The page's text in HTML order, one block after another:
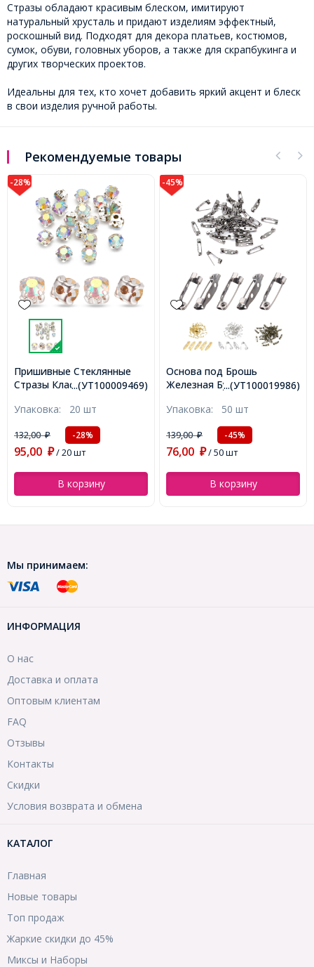
Стразы обладают красивым блеском, имитируют
натуральный хрусталь и придают изделиям эффектный,
роскошный вид. Подходят для декора платьев, костюмов,
сумок, обуви, головных уборов, а также для скрапбукинга и
других творческих проектов.
Идеальны для тех, кто хочет добавить яркий акцент и блеск
в свои изделия ручной работы.
Рекомендуемые товары
-45%
...(УТ100019986)
Основа под Брошь
Железная Булавка с 2-мя
Сталь, 20х5х5мм,
Отверстие 2мм,
(УТ100019986)
Упаковка: 50 шт
139,00₽ -45%
76,00 ₽/ 50 шт
В корзину
...(УТ100025577)
Пришивные Стразы
Стекло, Горный Хрусталь,
Золото, Квадрат, Бензин,
Длина 9мм, Ширина 9мм,
Толщина 5.5мм, Отв 1мм,
(УТ100025577)
Упаковка: 5 шт
320,00 / 5 шт
В корзину
Мы принимаем:
ИНФОРМАЦИЯ
О нас
Доставка и оплата
Оптовым клиентам
FAQ
Отзывы
Контакты
Скидки
Условия возврата и обмена
КАТАЛОГ
Главная
Новые товары
Топ продаж
Жаркие скидки до 45%
Миксы и Наборы